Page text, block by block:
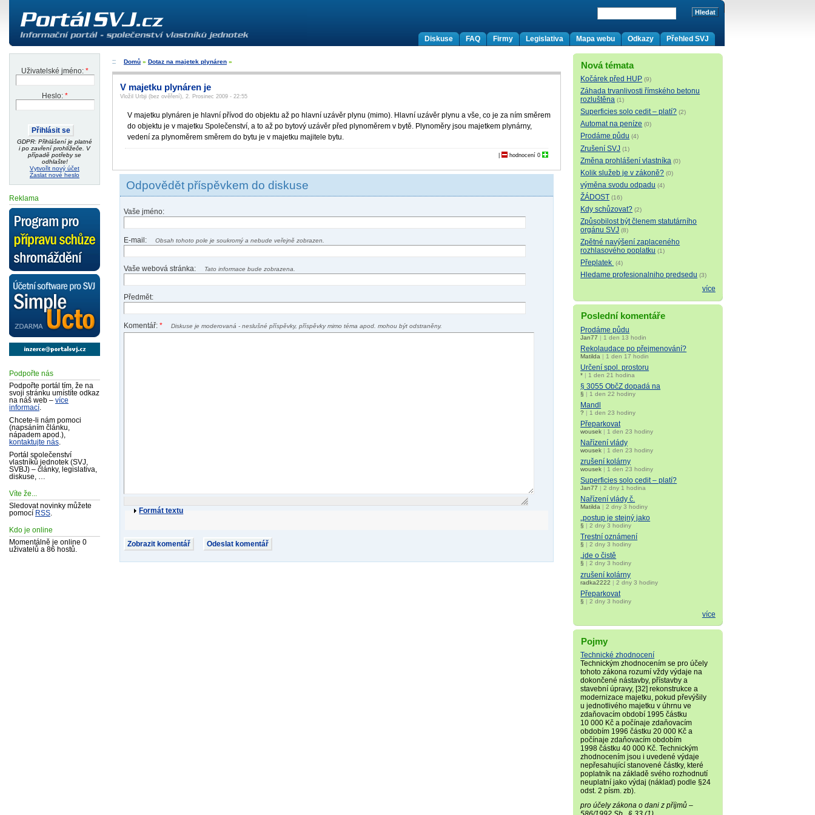
Přehled SVJ
Odkazy
Mapa webu
Legislativa
Firmy
FAQ
Diskuse
Uživatelské jméno: *
Heslo: *
GDPR: Přihlášení je platné
i po zavření prohlížeče. V
případě potřeby se
odhlašte!
Vytvořit nový účet
Zaslat nové heslo
Reklama
Podpořte nás
Podpořte portál tím, že na
svoji stránku umístíte odkaz
na náš web – více
informací
Chcete-li nám pomoci
(napsáním článku,
nápadem apod.),
kontaktujte nás
Portál společenství
vlastníků jednotek (SVJ,
SVBJ) – články, legislativa,
diskuse, …
Víte že...
Sledovat novinky můžete
pomocí RSS
Kdo je online
Momentálně je online 0
uživatelů a 86 hostů.
Nová témata
Kočárek před HUP (9)
Záhada trvanlivosti římského betonu
rozluštěna (1)
Superficies solo cedit – platí? (2)
Automat na peníze (0)
Prodáme půdu (4)
Zrušení SVJ (1)
Změna prohlášení vlastníka (0)
Kolik služeb je v zákoně? (0)
výměna svodu odpadu (4)
ŽÁDOST (16)
Kdy schůzovat? (2)
Způsobilost být členem statutárního
orgánu SVJ (8)
Zpětné navýšení zaplaceného
rozhlasového poplatku (1)
Přeplatek (4)
Hledame profesionalniho predsedu (3)
více
Poslední komentáře
Prodáme půdu
Jan77 | 1 den 13 hodin
Rekolaudace po přejmenování?
Matilda | 1 den 17 hodin
Určení spol. prostoru
* | 1 den 21 hodina
§ 3055 ObčZ dopadá na
§ | 1 den 22 hodiny
Mandl
? | 1 den 23 hodiny
Přeparkovat
wousek | 1 den 23 hodiny
Nařízení vlády
wousek | 1 den 23 hodiny
zrušení kolárny
wousek | 1 den 23 hodiny
Superficies solo cedit – platí?
Jan77 |2 dny 1 hodina
Nařízení vlády č.
Matilda |2 dny 3 hodiny
„postup je stejný jako
§ |2 dny 3 hodiny
Trestní oznámení
§ |2 dny 3 hodiny
„jde o čistě
§ |2 dny 3 hodiny
zrušení kolárny
radka2222 |2 dny 3 hodiny
Přeparkovat
§ |2 dny 3 hodiny
více
Pojmy
Technické zhodnocení
Technickým zhodnocením se pro účely
tohoto zákona rozumí vždy výdaje na
dokončené nástavby, přístavby a
stavební úpravy, [32] rekonstrukce a
modernizace majetku, pokud převýšily
u jednotlivého majetku v úhrnu ve
zdaňovacím období 1995 částku
10 000 Kč a počínaje zdaňovacím
obdobím 1996 částku 20 000 Kč a
počínaje zdaňovacím obdobím
1998 částku 40 000 Kč. Technickým
zhodnocením jsou i uvedené výdaje
nepřesahující stanovené částky, které
poplatník na základě svého rozhodnutí
neuplatní jako výdaj (náklad) podle §24
odst. 2 písm. zb).
pro účely zákona o dani z příjmů –
Domů » Dotaz na majetek plynáren »
V majetku plynáren je
Vložil Urbji (bez ověření), 2. Prosinec 2009 - 22:55
V majetku plynáren je hlavní přívod do objektu až po hlavní uzávěr plynu (mimo). Hlavní uzávěr plynu a vše, co je za ním směrem
do objektu je v majetku Společenství, a to až po bytový uzávěr před plynoměrem v bytě. Plynoměry jsou majetkem plynárny,
vedení za plynoměrem směrem do bytu je v majetku majitele bytu.
hodnocení 0
Odpovědět příspěvkem do diskuse
Vaše jméno:
E-mail: Obsah tohoto pole je soukromý a nebude veřejně zobrazen.
Vaše webová stránka: Tato informace bude zobrazena.
Předmět:
Komentář:* Diskuse je moderovaná - neslušné příspěvky, příspěvky mimo téma apod. mohou být odstraněny.
Formát textu